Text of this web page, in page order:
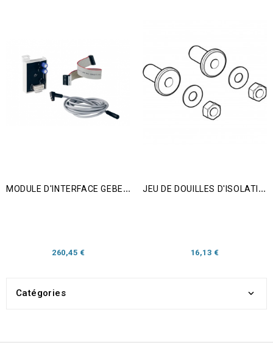
M
ODULE D'INTERFACE GEBERIT AQUACLEAN MAÏRA/SELA
Prix
260,45 €
J
EU DE DOUILLES D'ISOLATION PHONIQUE GEBERIT AQUACLEAN
Prix
16,13 €
Catégories 